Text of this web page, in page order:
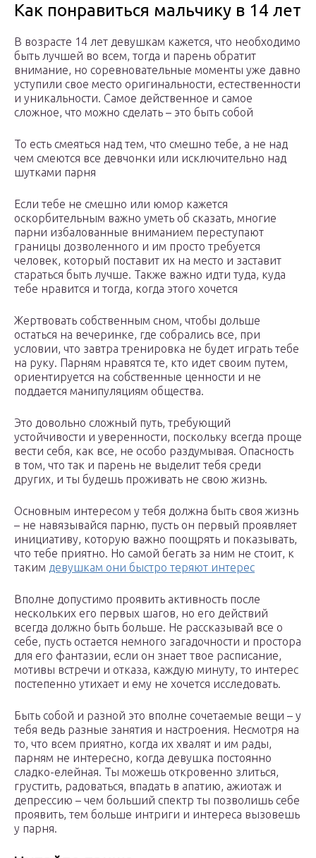
Как понравиться мальчику в 14 лет
В возрасте 14 лет девушкам кажется, что необходимо
быть лучшей во всем, тогда и парень обратит
внимание, но соревновательные моменты уже давно
уступили свое место оригинальности, естественности
и уникальности. Самое действенное и самое
сложное, что можно сделать – это быть собой
То есть смеяться над тем, что смешно тебе, а не над
чем смеются все девчонки или исключительно над
шутками парня
Если тебе не смешно или юмор кажется
оскорбительным важно уметь об сказать, многие
парни избалованные вниманием переступают
границы дозволенного и им просто требуется
человек, который поставит их на место и заставит
стараться быть лучше. Также важно идти туда, куда
тебе нравится и тогда, когда этого хочется
Жертвовать собственным сном, чтобы дольше
остаться на вечеринке, где собрались все, при
условии, что завтра тренировка не будет играть тебе
на руку. Парням нравятся те, кто идет своим путем,
ориентируется на собственные ценности и не
поддается манипуляциям общества.
Это довольно сложный путь, требующий
устойчивости и уверенности, поскольку всегда проще
вести себя, как все, не особо раздумывая. Опасность
в том, что так и парень не выделит тебя среди
других, и ты будешь проживать не свою жизнь.
Основным интересом у тебя должна быть своя жизнь
– не навязывайся парню, пусть он первый проявляет
инициативу, которую важно поощрять и показывать,
что тебе приятно. Но самой бегать за ним не стоит, к
таким девушкам они быстро теряют интерес
Вполне допустимо проявить активность после
нескольких его первых шагов, но его действий
всегда должно быть больше. Не рассказывай все о
себе, пусть остается немного загадочности и простора
для его фантазии, если он знает твое расписание,
мотивы встречи и отказа, каждую минуту, то интерес
постепенно утихает и ему не хочется исследовать.
Быть собой и разной это вполне сочетаемые вещи – у
тебя ведь разные занятия и настроения. Несмотря на
то, что всем приятно, когда их хвалят и им рады,
парням не интересно, когда девушка постоянно
сладко-елейная. Ты можешь откровенно злиться,
грустить, радоваться, впадать в апатию, ажиотаж и
депрессию – чем больший спектр ты позволишь себе
проявить, тем больше интриги и интереса вызовешь
у парня.